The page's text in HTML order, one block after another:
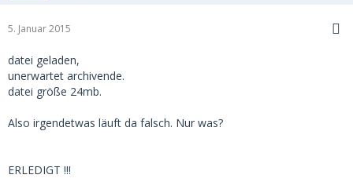
5. Januar 2015
datei geladen,
unerwartet archivende.
datei größe 24mb.
Also irgendetwas läuft da falsch. Nur was?
ERLEDIGT !!!